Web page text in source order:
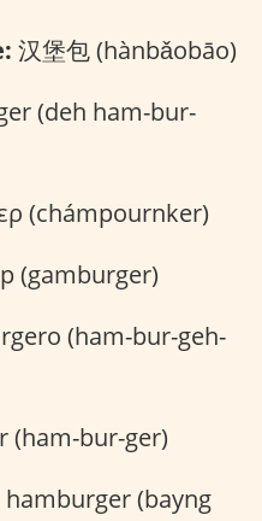
汉堡包 (hànbǎobāo)
(deh ham-bur-
(chámpournker)
(gamburger)
(ham-bur-geh-
(ham-bur-ger)
hamburger (bayng